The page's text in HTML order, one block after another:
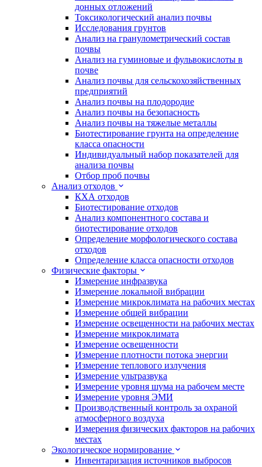
донных отложений
Токсикологический анализ почвы
Исследования грунтов
Анализ на гранулометрический состав
почвы
Анализ на гуминовые и фульвокислоты в
почве
Анализ почвы для сельскохозяйственных
предприятий
Анализ почвы на плодородие
Анализ почвы на безопасность
Анализ почвы на тяжелые металлы
Биотестирование грунта на определение
класса опасности
Индивидуальный набор показателей для
анализа почвы
Отбор проб почвы
Анализ отходов
КХА отходов
Биотестирование отходов
Анализ компонентного состава и
биотестирование отходов
Определение морфологического состава
отходов
Определение класса опасности отходов
Физические факторы
Измерение инфразвука
Измерение локальной вибрации
Измерение микроклимата на рабочих местах
Измерение общей вибрации
Измерение освещенности на рабочих местах
Измерение микроклимата
Измерение освещенности
Измерение плотности потока энергии
Измерение теплового излучения
Измерение ультразвука
Измерение уровня шума на рабочем месте
Измерение уровня ЭМИ
Производственный контроль за охраной
атмосферного воздуха
Измерения физических факторов на рабочих
местах
Экологическое нормирование
Инвентаризация источников выбросов